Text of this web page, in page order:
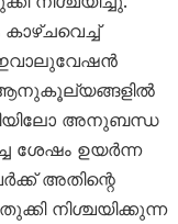
ആനുകൂല്യങ്ങളിൽ
അനുബന്ധ
ശേഷം ഉയർന്ന
അതിന്റെ
നിശ്ചയിക്കുന്ന